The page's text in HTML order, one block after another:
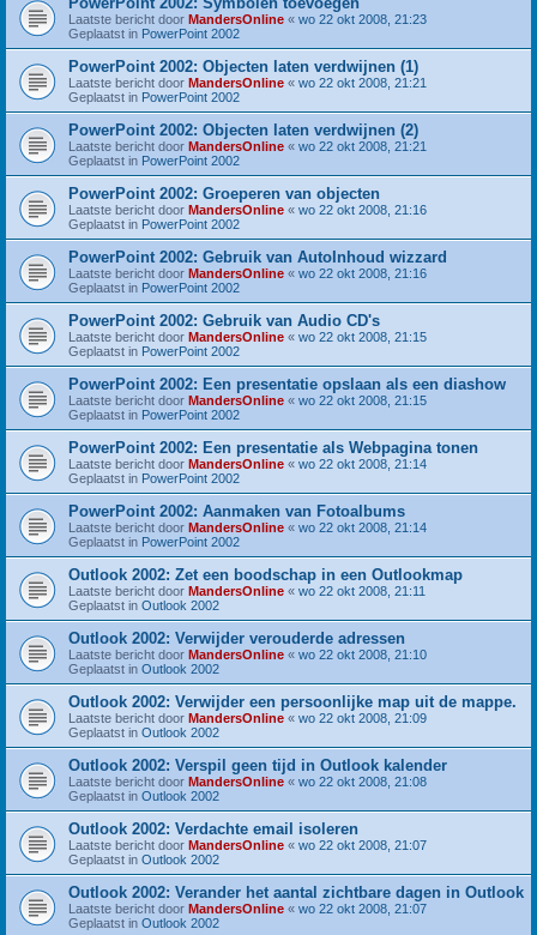
Laatste bericht door MandersOnline « wo 22 okt 2008, 21:23
Geplaatst in PowerPoint 2002
PowerPoint 2002: Objecten laten verdwijnen (1)
Laatste bericht door MandersOnline « wo 22 okt 2008, 21:21
Geplaatst in PowerPoint 2002
PowerPoint 2002: Objecten laten verdwijnen (2)
Laatste bericht door MandersOnline « wo 22 okt 2008, 21:21
Geplaatst in PowerPoint 2002
PowerPoint 2002: Groeperen van objecten
Laatste bericht door MandersOnline « wo 22 okt 2008, 21:16
Geplaatst in PowerPoint 2002
PowerPoint 2002: Gebruik van AutoInhoud wizzard
Laatste bericht door MandersOnline « wo 22 okt 2008, 21:16
Geplaatst in PowerPoint 2002
PowerPoint 2002: Gebruik van Audio CD's
Laatste bericht door MandersOnline « wo 22 okt 2008, 21:15
Geplaatst in PowerPoint 2002
PowerPoint 2002: Een presentatie opslaan als een diashow
Laatste bericht door MandersOnline « wo 22 okt 2008, 21:15
Geplaatst in PowerPoint 2002
PowerPoint 2002: Een presentatie als Webpagina tonen
Laatste bericht door MandersOnline « wo 22 okt 2008, 21:14
Geplaatst in PowerPoint 2002
PowerPoint 2002: Aanmaken van Fotoalbums
Laatste bericht door MandersOnline « wo 22 okt 2008, 21:14
Geplaatst in PowerPoint 2002
Outlook 2002: Zet een boodschap in een Outlookmap
Laatste bericht door MandersOnline « wo 22 okt 2008, 21:11
Geplaatst in Outlook 2002
Outlook 2002: Verwijder verouderde adressen
Laatste bericht door MandersOnline « wo 22 okt 2008, 21:10
Geplaatst in Outlook 2002
Outlook 2002: Verwijder een persoonlijke map uit de mappe.
Laatste bericht door MandersOnline « wo 22 okt 2008, 21:09
Geplaatst in Outlook 2002
Outlook 2002: Verspil geen tijd in Outlook kalender
Laatste bericht door MandersOnline « wo 22 okt 2008, 21:08
Geplaatst in Outlook 2002
Outlook 2002: Verdachte email isoleren
Laatste bericht door MandersOnline « wo 22 okt 2008, 21:07
Geplaatst in Outlook 2002
Outlook 2002: Verander het aantal zichtbare dagen in Outlook
Laatste bericht door MandersOnline « wo 22 okt 2008, 21:07
Geplaatst in Outlook 2002